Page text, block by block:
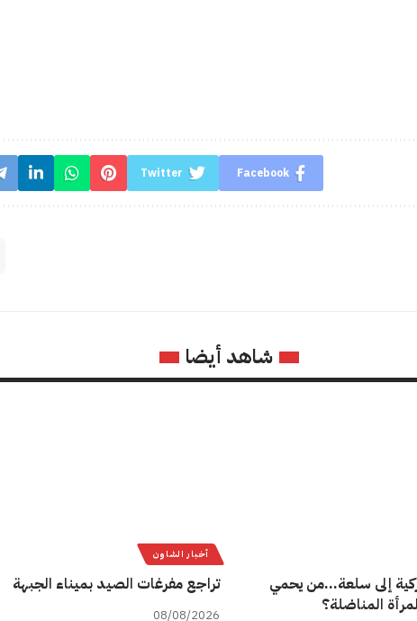
Facebook
Twitter
شاهد أيضا
إلى سلعة…من يحمي
المناضلة؟
أخبار الشاون
تراجع مفرغات الصيد بميناء الجبهة
08/08/2026